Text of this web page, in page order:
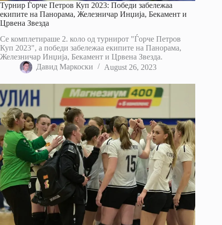
Турнир Ѓорче Петров Куп 2023: Победи забележаа
екипите на Панорама, Железничар Инџија, Бекамент и
Црвена Звезда
Се комплетираше 2. коло од турнирот "Ѓорче Петров
Куп 2023", а победи забележаа екипите на Панорама,
Железничар Инџија, Бекамент и Црвена Звезда.
Давид Маркоски
August 26, 2023